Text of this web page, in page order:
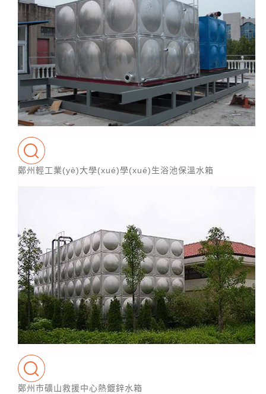
鄭州輕工業(yè)大學(xué)學(xué)生浴池保溫水箱
鄭州市礦山救援中心熱鍍鋅水箱